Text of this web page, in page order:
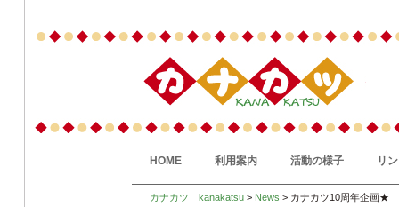
HOME 利用案内 活動の様子 リ
カナカツ kanakatsu > News > カナカツ10周年企画★